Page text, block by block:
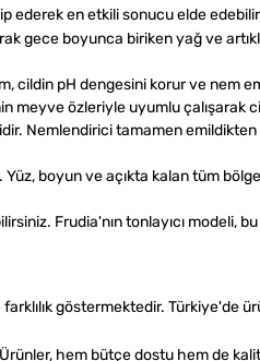
ederek en etkili sonucu elde
boyunca biriken yağ ve
cildin pH dengesini korur ve nem
meyve özleriyle uyumlu çalışarak
Nemlendirici tamamen
boyun ve açıkta kalan tüm
Frudia'nın tonlayıcı modeli,
göstermektedir. Türkiye'de
hem bütçe dostu hem de